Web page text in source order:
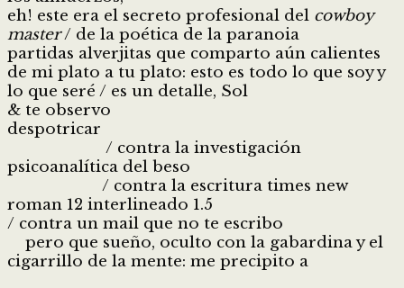
eh! este era el secreto profesional del cowboy
master/ de la poética de la paranoia
partidas alverjitas que comparto aún calientes
de mi plato a tu plato: esto es todo lo que soy y
lo que seré / es un detalle, Sol
& te observo
despotricar
/ contra la investigación
psicoanalítica del beso
/ contra la escritura times new
roman 12 interlineado 1.5
/ contra un mail que no te escribo
pero que sueño, oculto con la gabardina y el
cigarrillo de la mente: me precipito a